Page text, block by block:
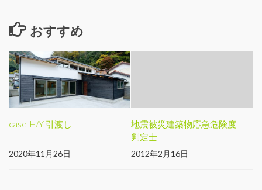
おすすめ
case-H/Y 引渡し
2020年11月26日
地震被災建築物応急危険度
判定士
2012年2月16日